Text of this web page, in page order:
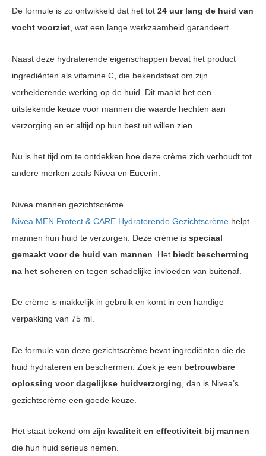
De formule is zo ontwikkeld dat het tot 24 uur lang de huid van
vocht voorziet, wat een lange werkzaamheid garandeert.
Naast deze hydraterende eigenschappen bevat het product
ingrediënten als vitamine C, die bekendstaat om zijn
verhelderende werking op de huid. Dit maakt het een
uitstekende keuze voor mannen die waarde hechten aan
verzorging en er altijd op hun best uit willen zien.
Nu is het tijd om te ontdekken hoe deze crème zich verhoudt tot
andere merken zoals Nivea en Eucerin.
Nivea mannen gezichtscrème
Nivea MEN Protect & CARE Hydraterende Gezichtscrème helpt
mannen hun huid te verzorgen. Deze crème is speciaal
gemaakt voor de huid van mannen . Het biedt bescherming
na het scheren en tegen schadelijke invloeden van buitenaf.
De crème is makkelijk in gebruik en komt in een handige
verpakking van 75 ml.
De formule van deze gezichtscrème bevat ingrediënten die de
huid hydrateren en beschermen. Zoek je een betrouwbare
oplossing voor dagelijkse huidverzorging , dan is Nivea’s
gezichtscrème een goede keuze.
Het staat bekend om zijn kwaliteit en effectiviteit bij mannen
die hun huid serieus nemen.